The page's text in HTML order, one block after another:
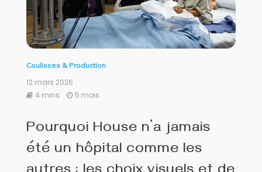
Coulisses & Production
12 mars 2026
4 mins
5 mois
Pourquoi House n’a jamais
été un hôpital comme les